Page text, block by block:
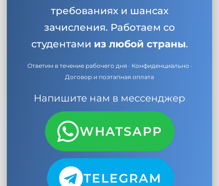
требованиях и шансах
зачисления. Работаем со
студентами из любой страны.
Ответим в течение рабочего дня · Конфиденциально ·
Договор и поэтапная оплата
Напишите нам в мессенджер
WHATSAPP
TELEGRAM